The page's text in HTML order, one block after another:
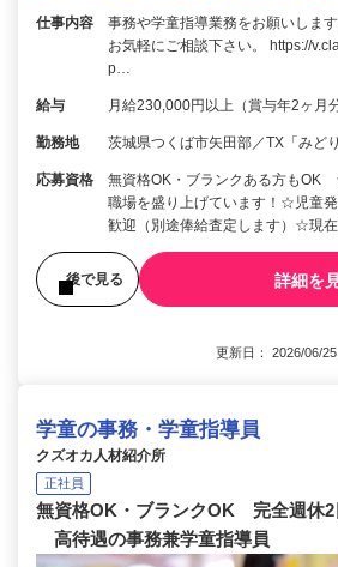
仕事内容
事務や学童指導業務をお願いしま
お気軽にご相談下さい。 https://
p…
給与 月給230,000円以上（賞与年2ヶ月分
勤務地 茨城県つくば市矢田部／TX「みど
応募資格
無資格OK・ブランクある方もOK
職場を盛り上げています！☆児童
歓迎（別途俸給査定します）☆現
後で見る 詳細を
更新日： 2026/06/
学童の事務・学童指導員
クズオカ人材紹介所
正社員
無資格OK・ブランクOK 完全週休2
高待遇の事務兼学童指導員